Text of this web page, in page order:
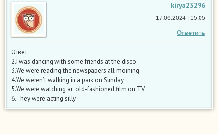
kirya23296
Ответить
17.06.2024 | 15:05
Ответ:
2.I was dancing with some friends at the disco
3.We were reading the newspapers all morning
4.We weren’t walking in a park on Sunday
5.We were watching an old-fashioned film on TV
6.They were acting silly